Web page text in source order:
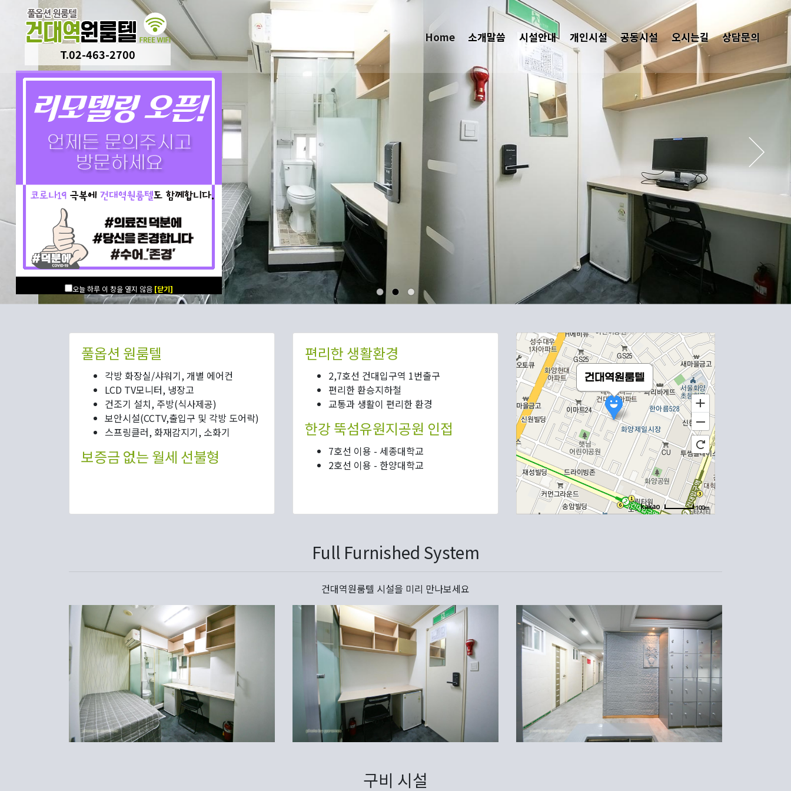
T.02-463-2700
Home(current)
소개말씀 시설안내 개인시설 공동시설 오시는길 상담문의
오늘 하루 이 창을 열지 않음 [닫기]
풀옵션 원룸텔
각방 화장실/샤워기, 개별 에어컨
LCD TV모니터, 냉장고
건조기 설치, 주방(식사제공)
보안시설(CCTV,출입구 및 각방 도어락)
스프링클러, 화재감지기, 소화기
보증금 없는 월세 선불형
편리한 생활환경
2,7호선 건대입구역 1번출구
편리한 환승지하철
교통과 생활이 편리한 환경
한강 뚝섬유원지공원 인접
7호선 이용 - 세종대학교
2호선 이용 - 한양대학교
Full Furnished System
건대역원룸텔 시설을 미리 만나보세요
구비 시설